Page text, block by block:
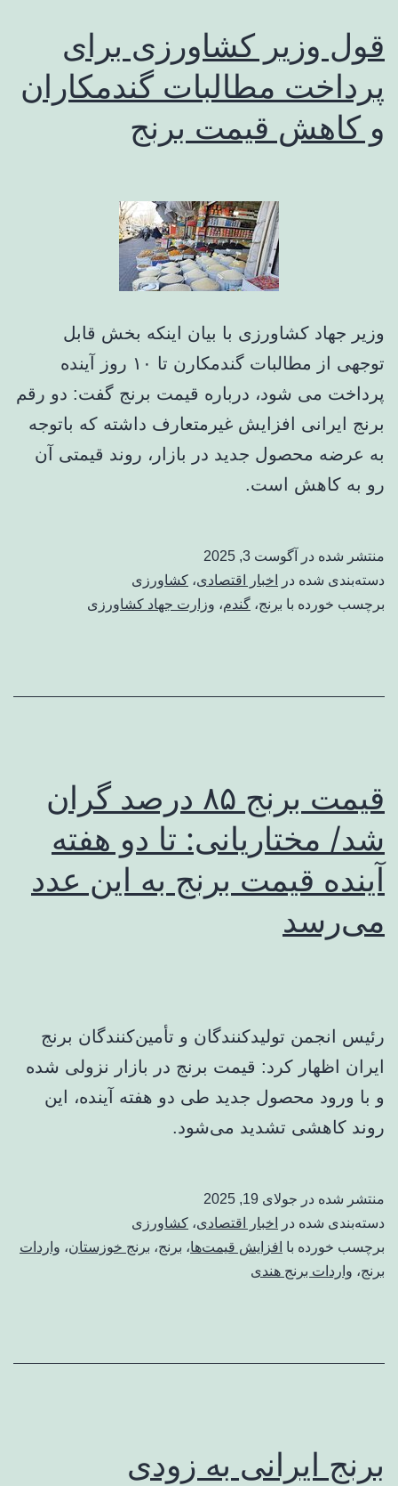
قول وزیر کشاورزی برای
پرداخت مطالبات گندمکاران
و کاهش قیمت برنج
وزیر جهاد کشاورزی با بیان اینکه بخش قابل
توجهی از مطالبات گندمکارن تا ۱۰ روز آینده
پرداخت می شود، درباره قیمت برنج گفت: دو رقم
برنج ایرانی افزایش غیرمتعارف داشته که باتوجه
به عرضه محصول جدید در بازار، روند قیمتی آن
رو به کاهش است.
منتشر شده در
آگوست 3, 2025
دسته‌بندی شده در
اخبار اقتصادی، کشاورزی
برچسب خورده با برنج، گندم، وزارت جهاد کشاورزی
قیمت برنج ۸۵ درصد گران
شد/ مختاریانی: تا دو هفته
آینده قیمت برنج به این عدد
می‌رسد
رئیس انجمن تولیدکنندگان و تأمین‌کنندگان برنج
ایران اظهار کرد: قیمت برنج در بازار نزولی شده
و با ورود محصول جدید طی دو هفته آینده، این
روند کاهشی تشدید می‌شود.
منتشر شده در جولای 19, 2025
دسته‌بندی شده در
اخبار اقتصادی، کشاورزی
برچسب خورده با افزایش قیمت‌ها، برنج، برنج خوزستان، واردات
برنج، واردات برنج هندی
برنج ایرانی به زودی